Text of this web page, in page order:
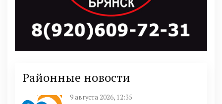
Районные новости
9 августа 2026, 12:35